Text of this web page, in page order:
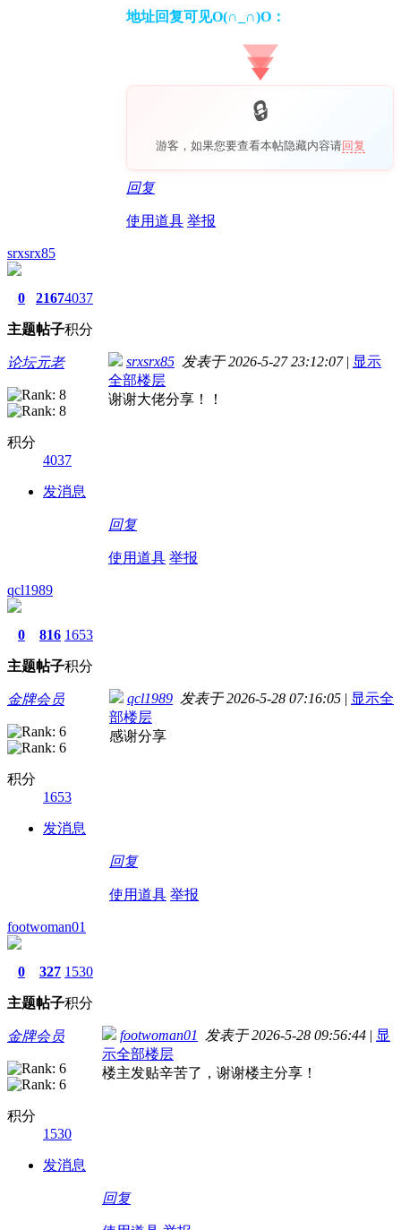
地址回复可见O(∩_∩)O：
游客，如果您要查看本帖隐藏内容请回复
回复
使用道具 举报
srxsrx85
0
主题
2167
帖子
4037
积分
论坛元老
积分
4037
发消息
srxsrx85 发表于 2026-5-27 23:12:07 | 显示
全部楼层
谢谢大佬分享！！
回复
使用道具 举报
qcl1989
0
主题
816
帖子
1653
积分
金牌会员
积分
1653
发消息
qcl1989 发表于 2026-5-28 07:16:05 | 显示全
部楼层
感谢分享
回复
使用道具 举报
footwoman01
0
主题
327
帖子
1530
积分
金牌会员
积分
1530
发消息
footwoman01 发表于 2026-5-28 09:56:44 | 显
示全部楼层
楼主发贴辛苦了，谢谢楼主分享！
回复